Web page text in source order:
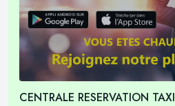
CENTRALE RESERVATION TAXI